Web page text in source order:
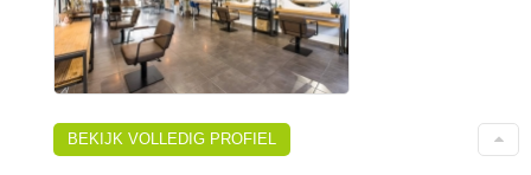
BEKIJK VOLLEDIG PROFIEL